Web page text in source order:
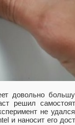
довольно
решил
не
и наносит его